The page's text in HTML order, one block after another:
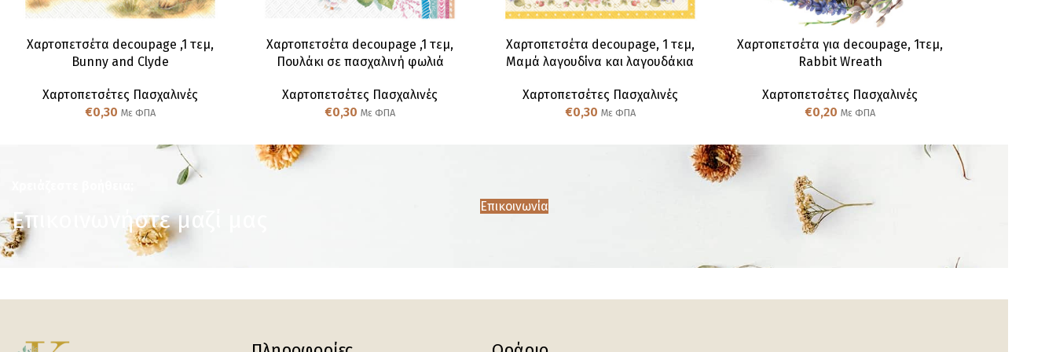
Χαρτοπετσέτα decoupage ,1 τεμ,
Bunny and Clyde
Χαρτοπετσέτες Πασχαλινές
€0,30 Με ΦΠΑ
Χαρτοπετσέτα decoupage ,1 τεμ,
Πουλάκι σε πασχαλινή φωλιά
Χαρτοπετσέτες Πασχαλινές
€0,30 Με ΦΠΑ
Χαρτοπετσέτα decoupage, 1 τεμ,
Μαμά λαγουδίνα και λαγουδάκια
Χαρτοπετσέτες Πασχαλινές
€0,30 Με ΦΠΑ
Χαρτοπετσέτα για decoupage, 1τεμ,
Rabbit Wreath
Χαρτοπετσέτες Πασχαλινές
€0,20 Με ΦΠΑ
Επικοινωνήστε μαζί μας Επικοινωνία